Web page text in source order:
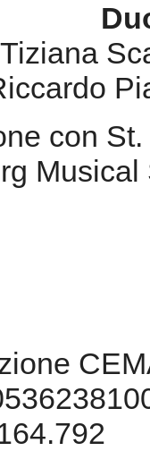
Tiziana
con